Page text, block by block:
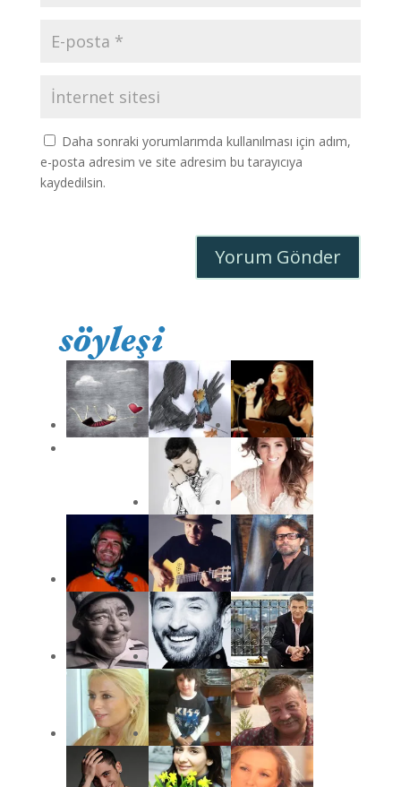
Daha sonraki yorumlarımda kullanılması için adım,
e-posta adresim ve site adresim bu tarayıcıya
kaydedilsin.